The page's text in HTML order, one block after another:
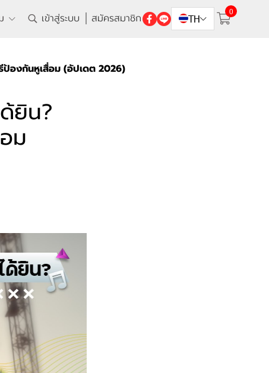
เข้าสู่ระบบ สมัครสมาชิก TH
0
ป้องกันหูเสื่อม (อัปเดต 2026)
ยิน?
ม